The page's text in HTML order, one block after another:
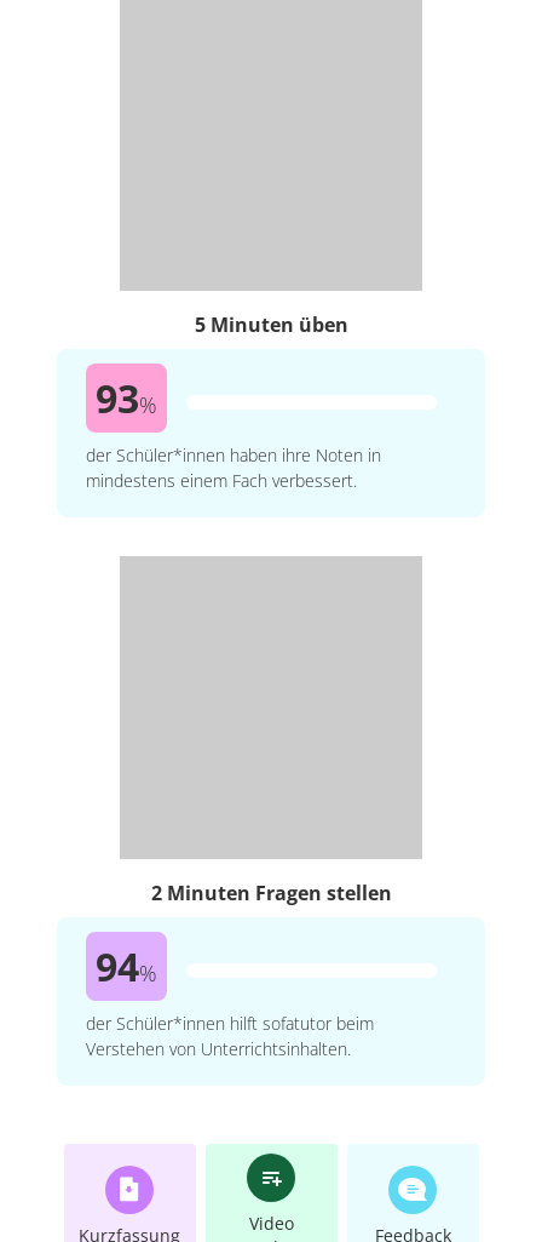
5 Minuten üben
93%
der Schüler*innen haben ihre Noten in
mindestens einem Fach verbessert.
2 Minuten Fragen stellen
94%
der Schüler*innen hilft sofatutor beim
Verstehen von Unterrichtsinhalten.
Kurzfassung
Video
Feedback